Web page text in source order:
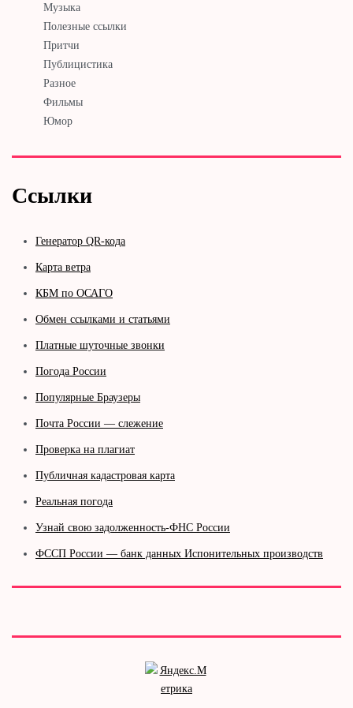
Музыка
Полезные ссылки
Притчи
Публицистика
Разное
Фильмы
Юмор
Ссылки
Генератор QR-кода
Карта ветра
КБМ по ОСАГО
Обмен ссылками и статьями
Платные шуточные звонки
Погода России
Популярные Браузеры
Почта России — слежение
Проверка на плагиат
Публичная кадастровая карта
Реальная погода
Узнай свою задолженность-ФНС России
ФССП России — банк данных Испонительных производств